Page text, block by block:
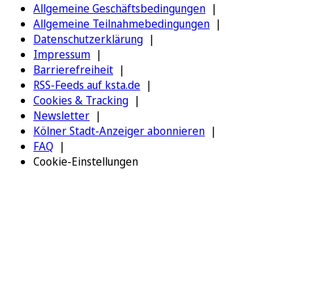
Allgemeine Geschäftsbedingungen
Allgemeine Teilnahmebedingungen
Datenschutzerklärung
Impressum
Barrierefreiheit
RSS-Feeds auf ksta.de
Cookies & Tracking
Newsletter
Kölner Stadt-Anzeiger abonnieren
FAQ
Cookie-Einstellungen